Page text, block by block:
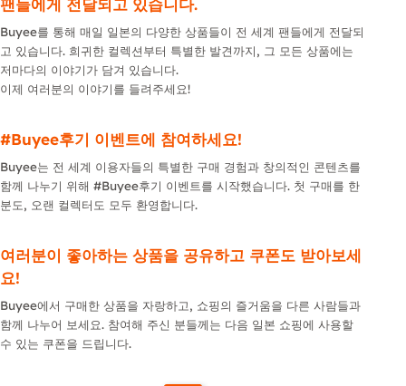
팬들에게 전달되고 있습니다.
Buyee를 통해 매일 일본의 다양한 상품들이 전 세계 팬들에게 전달되
고 있습니다. 희귀한 컬렉션부터 특별한 발견까지, 그 모든 상품에는
저마다의 이야기가 담겨 있습니다.
이제 여러분의 이야기를 들려주세요!
#Buyee후기 이벤트에 참여하세요!
Buyee는 전 세계 이용자들의 특별한 구매 경험과 창의적인 콘텐츠를
함께 나누기 위해 #Buyee후기 이벤트를 시작했습니다. 첫 구매를 한
분도, 오랜 컬렉터도 모두 환영합니다.
여러분이 좋아하는 상품을 공유하고 쿠폰도 받아보세
요!
Buyee에서 구매한 상품을 자랑하고, 쇼핑의 즐거움을 다른 사람들과
함께 나누어 보세요. 참여해 주신 분들께는 다음 일본 쇼핑에 사용할
수 있는 쿠폰을 드립니다.